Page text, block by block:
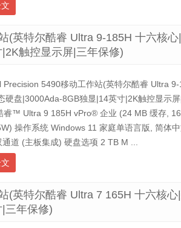
(英特尔酷睿 Ultra 9-185H 十六核
触控显示屏|三年保修)
Precision 5490移动工作站(英特尔酷睿 Ultra
硬盘|3000Ada-8GB独显|14英寸|2K触控显示
睿™ Ultra 9 185H vPro® 企业 (24 MB 缓存,
操作系统 Windows 11 家庭单语言版, 简体
通道 (主板集成) 硬盘选项 2 TB M ...
(英特尔酷睿 Ultra 7 165H 十六核
三年保修)